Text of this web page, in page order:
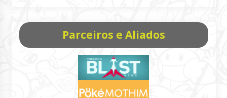
Parceiros e Aliados